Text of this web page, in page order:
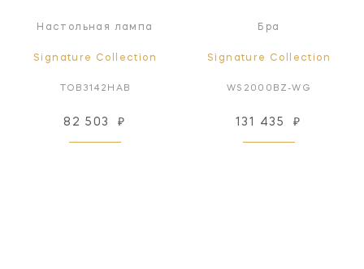
Настольная лампа
Signature Collection
TOB3142HAB
82 503 ₽
Бра
Signature Collection
WS2000BZ-WG
131 435 ₽